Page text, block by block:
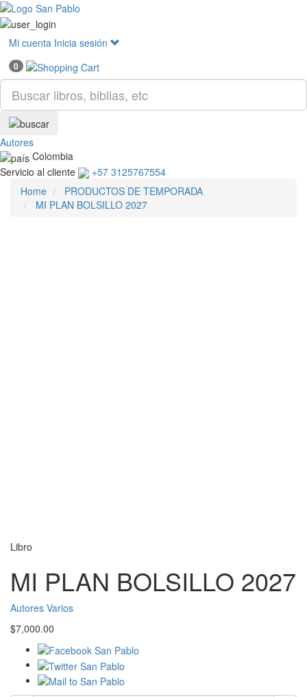
Mi cuenta Inicia sesión
0
Autores
Colombia
Servicio al cliente
+57 3125767554
Home
PRODUCTOS DE TEMPORADA
MI PLAN BOLSILLO 2027
Libro
MI PLAN BOLSILLO 2027
Autores Varios
$7,000.00